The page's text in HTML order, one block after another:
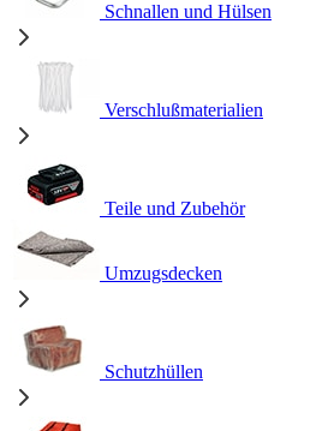
Schnallen und Hülsen
Verschlußmaterialien
Teile und Zubehör
Umzugsdecken
Schutzhüllen